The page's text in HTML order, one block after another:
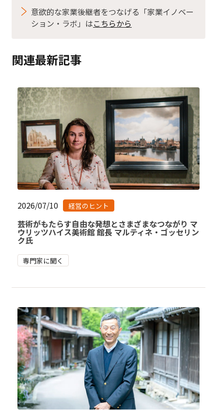
意欲的な家業後継者をつなげる「家業イノベー
ション・ラボ」はこちらから
関連最新記事
2026/07/10 経営のヒント
芸術がもたらす自由な発想とさまざまなつながり マ
ウリッツハイス美術館 館長 マルティネ・ゴッセリン
ク氏
専門家に聞く